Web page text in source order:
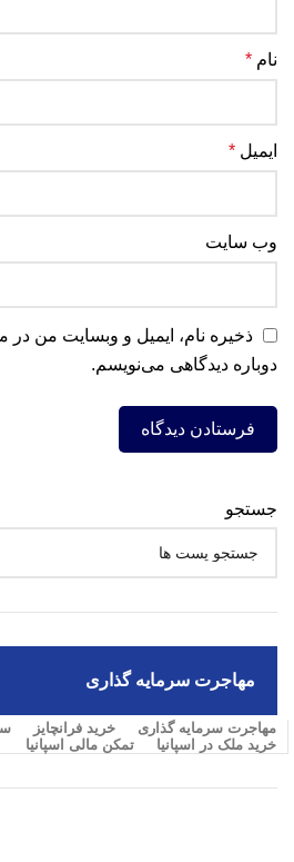
نام *
ایمیل *
وب‌ سایت
ذخیره نام، ایمیل و وبسایت من در
دوباره دیدگاهی می‌نویسم.
جستجو
مهاجرت سرمایه گذاری
مهاجرت سرمایه گذاری خرید فرانچایز
خرید ملک در اسپانیا
تمکن مالی اسپانیا